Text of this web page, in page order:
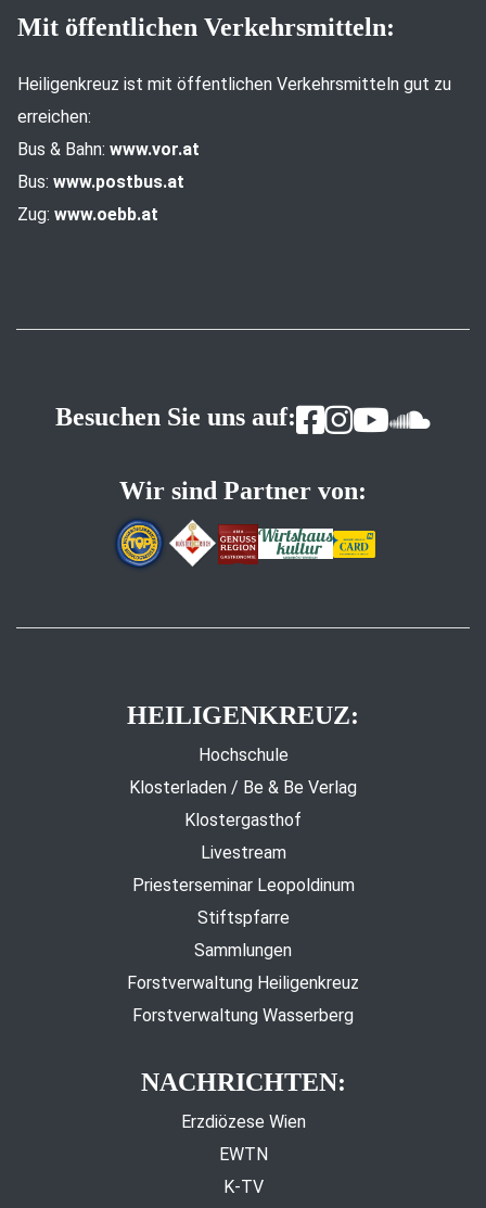
Mit öffentlichen Verkehrsmitteln:
Heiligenkreuz ist mit öffentlichen Verkehrsmitteln gut zu
erreichen:
Bus & Bahn: www.vor.at
Bus: www.postbus.at
Zug: www.oebb.at
Besuchen Sie uns auf:
Wir sind Partner von:
HEILIGENKREUZ:
Hochschule
Klosterladen / Be & Be Verlag
Klostergasthof
Livestream
Priesterseminar Leopoldinum
Stiftspfarre
Sammlungen
Forstverwaltung Heiligenkreuz
Forstverwaltung Wasserberg
NACHRICHTEN:
Erzdiözese Wien
EWTN
K-TV